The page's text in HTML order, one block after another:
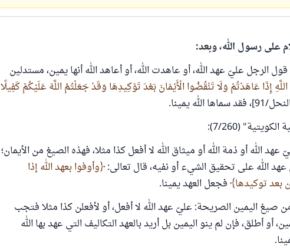
على رسول الله، وبعد:
الرجل عليّ عهد الله، أو عاهدت الله، أو أعاهد الله أنها يمين، مستدلين
إِذَا عَاهَدْتُمْ وَلَا تَنْقُضُوا الْأَيْمَانَ ‌بَعْدَ ‌تَوْكِيدِهَا وَقَدْ جَعَلْتُمُ اللَّهَ عَلَيْكُمْ كَفِيلًا
فقد سماها الله يمينا.
(7/260):
الله أو ذمة الله أو ميثاق الله لا أفعل كذا مثلا، فهذه الصيغ من الأيمان؛
عهد الله على تحقيق الشيء أو نفيه، قال تعالى: وأوفوا بعهد الله إذا
بعد توكيدها فجعل العهد يمينا.
من صيغ اليمين الصريحة: عليّ عهد الله لا أفعل، أو لأفعلن كذا مثلا فتجب
أو أطلق، فإن لم ينو اليمين بل أريد بالعهد التكاليف التي عهد بها الله